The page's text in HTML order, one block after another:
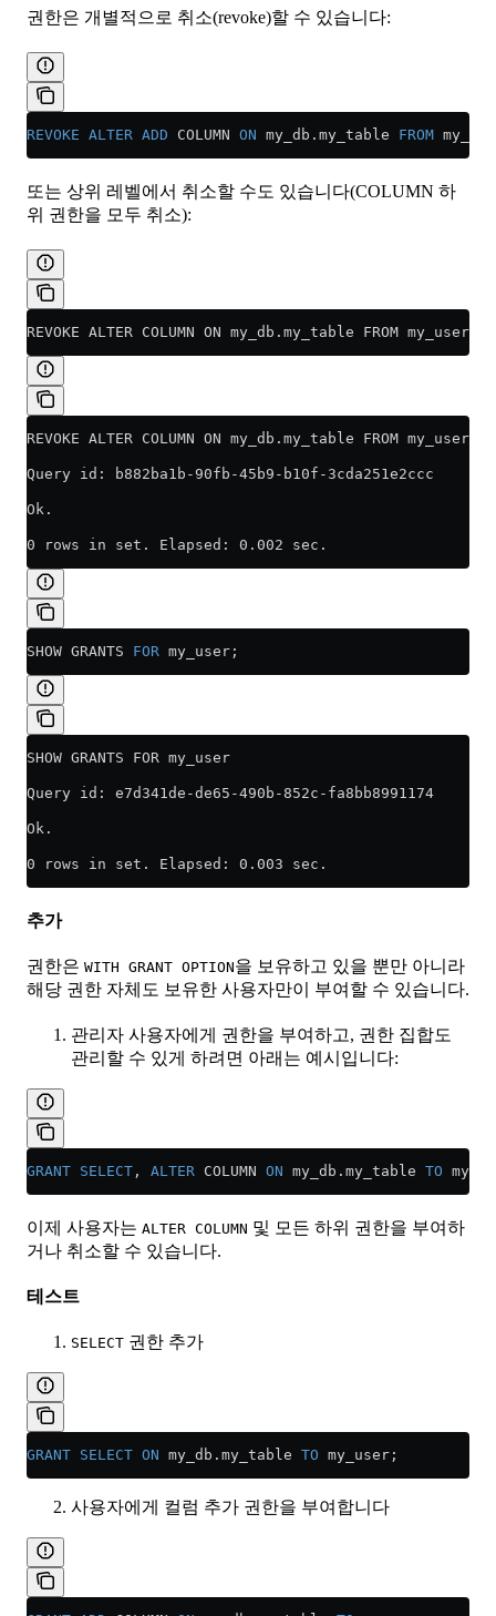
권한은 개별적으로 취소(revoke)할 수 있습니다:
REVOKE ALTER ADD COLUMN ON my_db . my_table FROM
또는 상위 레벨에서 취소할 수도 있습니다(COLUMN 하
위 권한을 모두 취소):
REVOKE ALTER COLUMN ON my_db.my_table FROM my_user;
REVOKE ALTER COLUMN ON my_db.my_table FROM my_user
Query id: b882ba1b-90fb-45b9-b10f-3cda251e2ccc
Ok.
0 rows in set. Elapsed: 0.002 sec.
SHOW GRANTS FOR my_user;
SHOW GRANTS FOR my_user
Query id: e7d341de-de65-490b-852c-fa8bb8991174
Ok.
0 rows in set. Elapsed: 0.003 sec.
추가
권한은 WITH GRANT OPTION을 보유하고 있을 뿐만 아니라
해당 권한 자체도 보유한 사용자만이 부여할 수 있습니다.
관리자 사용자에게 권한을 부여하고, 권한 집합도
관리할 수 있게 하려면 아래는 예시입니다:
GRANT SELECT , ALTER COLUMN ON my_db . my_table TO
이제 사용자는 ALTER COLUMN 및 모든 하위 권한을 부여하
거나 취소할 수 있습니다.
테스트
SELECT 권한 추가
GRANT SELECT ON my_db . my_table TO my_user;
사용자에게 컬럼 추가 권한을 부여합니다